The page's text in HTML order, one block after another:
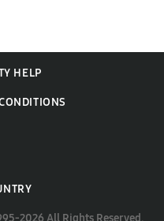
HELP
2026 All Rights Reserved.